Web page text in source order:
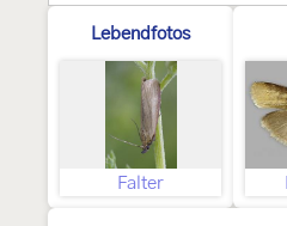
Lebendfotos
Falter